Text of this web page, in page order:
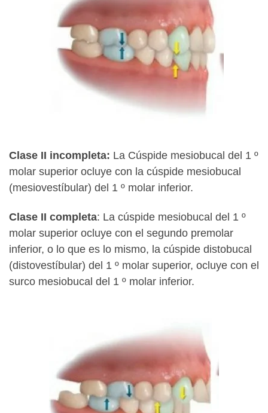
Clase II incompleta: La Cúspide mesiobucal del 1 º
molar superior ocluye con la cúspide mesiobucal
(mesiovestíbular) del 1 º molar inferior.
Clase II completa: La cúspide mesiobucal del 1 º
molar superior ocluye con el segundo premolar
inferior, o lo que es lo mismo, la cúspide distobucal
(distovestíbular) del 1 º molar superior, ocluye con el
surco mesiobucal del 1 º molar inferior.